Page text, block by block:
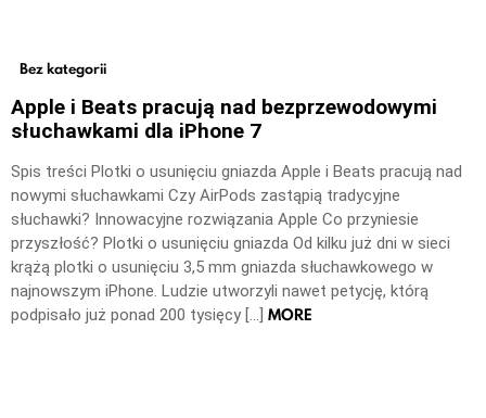
Bez kategorii
Apple i Beats pracują nad bezprzewodowymi
słuchawkami dla iPhone 7
Spis treści Plotki o usunięciu gniazda Apple i Beats pracują nad
nowymi słuchawkami Czy AirPods zastąpią tradycyjne
słuchawki? Innowacyjne rozwiązania Apple Co przyniesie
przyszłość? Plotki o usunięciu gniazda Od kilku już dni w sieci
krążą plotki o usunięciu 3,5 mm gniazda słuchawkowego w
najnowszym iPhone. Ludzie utworzyli nawet petycję, którą
podpisało już ponad 200 tysięcy […] MORE